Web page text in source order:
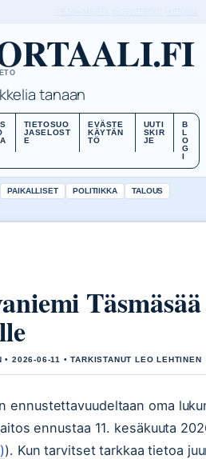
tanaan
TIETOSUO
JASELOST
E
EVÄSTE
KÄYTÄN
TÖ
UUTI
SKIR
JE
B
L
O
G
I
PAIKALLISET POLITIIKKA
TALOUS
• 2026-06-11 • TARKISTANUT LEO LEHTINEN
ennustettavuudeltaan oma
ennustaa 11. kesäkuuta
). Kun tarvitset tarkkaa tietoa